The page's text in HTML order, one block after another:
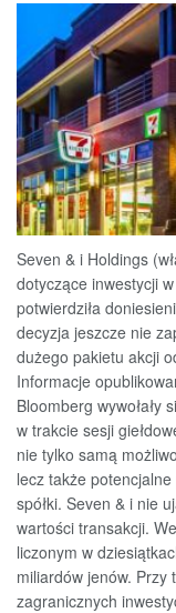
Seven & i Holdings
dotyczące inwestycji
potwierdziła
decyzja jeszcze nie
dużego pakietu akcji
Informacje
Bloomberg wywołały
w trakcie sesji
nie tylko samą
lecz także
spółki. Seven & i nie
wartości transakcji.
liczonym w
miliardów jenów. Przy
zagranicznych